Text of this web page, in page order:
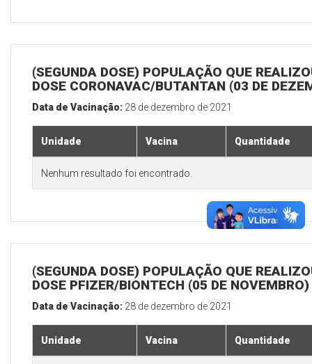
(SEGUNDA DOSE) POPULAÇÃO QUE
DOSE CORONAVAC/BUTANTAN (03 DE
Data de Vacinação: 28 de dezembro de 2021
Unidade Vacina Quantidade
Nenhum resultado foi encontrado.
(SEGUNDA DOSE) POPULAÇÃO QUE
DOSE PFIZER/BIONTECH (05 DE NOVEMBRO)
Data de Vacinação: 28 de dezembro de 2021
Unidade Vacina Quantidade